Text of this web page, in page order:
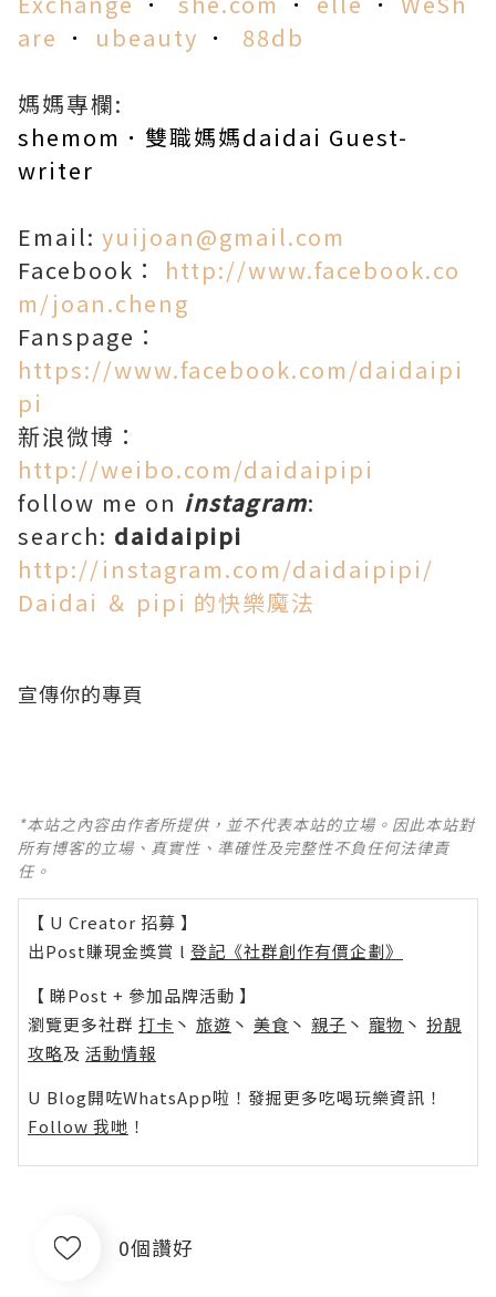
are ． ubeauty ． 88db
媽媽專欄:
shemom．雙職媽媽daidai Guest-
writer
Email: yuijoan@gmail.com
Facebook： http://www.facebook.co
m/joan.cheng
Fanspage：
https://www.facebook.com/daidaipi
pi
新浪微博：
http://weibo.com/daidaipipi
follow me on instagram:
search: daidaipipi
http://instagram.com/daidaipipi/
Daidai ＆ pipi 的快樂魔法
宣傳你的專頁
*本站之內容由作者所提供，並不代表本站的立場。因此本站對
所有博客的立場、真實性、準確性及完整性不負任何法律責
任。
【 U Creator 招募 】
出Post賺現金獎賞 l 登記《社群創作有價企劃》
【 睇Post + 參加品牌活動 】
瀏覽更多社群 打卡 丶 旅遊 丶 美食 丶 親子 丶 寵物 丶 扮靚
攻略及 活動情報
U Blog開咗WhatsApp啦！發掘更多吃喝玩樂資訊！
Follow 我哋 ！
0個讚好